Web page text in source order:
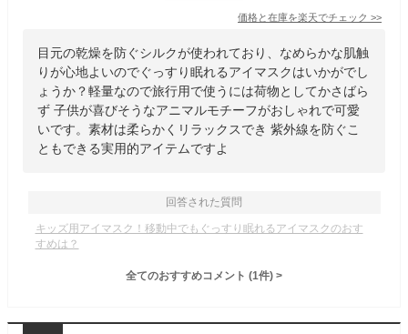
価格と在庫を楽天でチェック >>
目元の乾燥を防ぐシルクが使われており、なめらかな肌触
りが心地よいのでぐっすり眠れるアイマスクはいかがでし
ょうか？軽量なので旅行用で使うには荷物としてかさばら
ず 子供が喜びそうなアニマルモチーフがおしゃれで可愛
いです。素材は柔らかくリラックスでき 紫外線を防ぐこ
ともできる実用的アイテムですよ
回答された質問
キッズ用アイマスク！移動中でもぐっすり眠れるアイマスクのおす
すめは？
全てのおすすめコメント (1件) >